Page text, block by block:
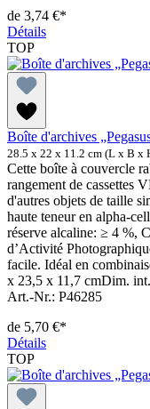
de 3,74 €*
Détails
TOP
Boîte d'archives
28.5 x 22 x 11.2 cm (L x B x
Cette boîte à couvercle
rangement de cassettes
d'autres objets de taille
haute teneur en alpha-
réserve alcaline: ≥ 4 %,
d’Activité
facile. Idéal en
x 23,5 x 11,7 cmDim.
Art.-Nr.: P46285
de 5,70 €*
Détails
TOP